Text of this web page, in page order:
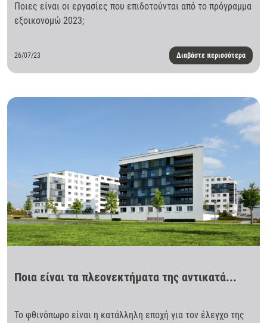
Ποιες είναι οι εργασίες που επιδοτούνται από το πρόγραμμα
εξοικονομώ 2023;
26/07/23 Διαβάστε περισσότερα
Ποια είναι τα πλεονεκτήματα της αντικατά...
Το φθινόπωρο είναι η κατάλληλη εποχή για τον έλεγχο της